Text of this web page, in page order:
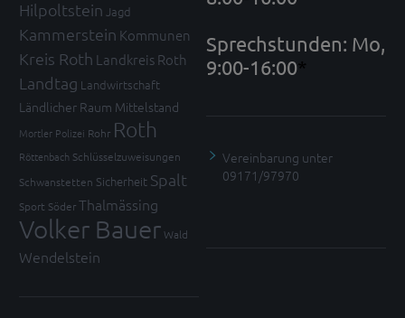
Hilpoltstein Jagd
Kammerstein Kommunen
Kreis Roth Landkreis Roth
Landtag Landwirtschaft
Ländlicher Raum Mittelstand
Mortler Polizei Rohr Roth
Röttenbach Schlüsselzuweisungen
Schwanstetten Sicherheit Spalt
Sport SöderThalmässing
Volker BauerWald
Wendelstein
Sprechstunden: Mo,
9:00-16:00*
Vereinbarung unter
09171/97970